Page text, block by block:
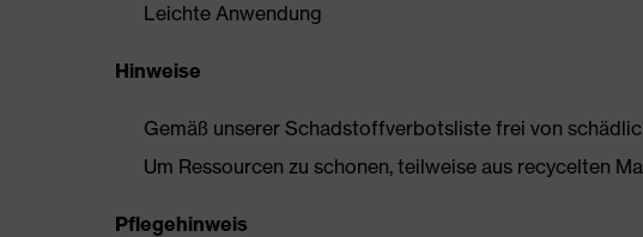
Leichte Anwendung
Hinweise
Gemäß unserer Schadstoffverbotsliste frei von
Um Ressourcen zu schonen, teilweise aus recycelten
Pflegehinweis